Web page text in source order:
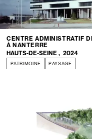
CENTRE ADMINISTRATIF
À NANTERRE
HAUTS-DE-SEINE , 2024
PATRIMOINE PAYSAGE